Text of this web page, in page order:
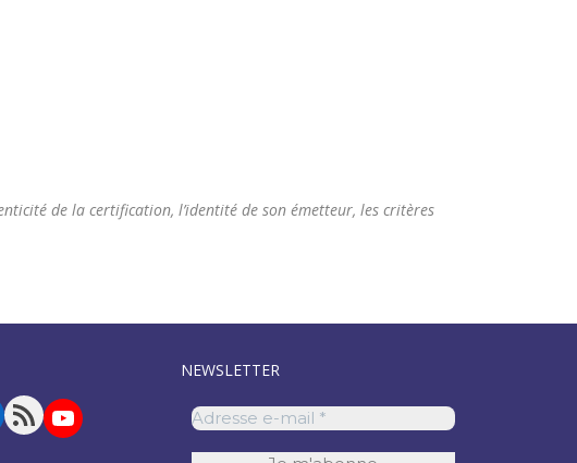
de la certification, l’identité de son émetteur, les critères
RSS Feed
YouTube
NEWSLETTER
Adresse
e-
mail